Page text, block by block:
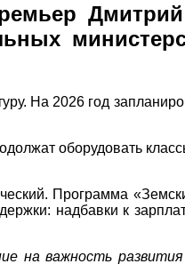
На 2026 год
оборудовать
Программа
надбавки к
на важность развития